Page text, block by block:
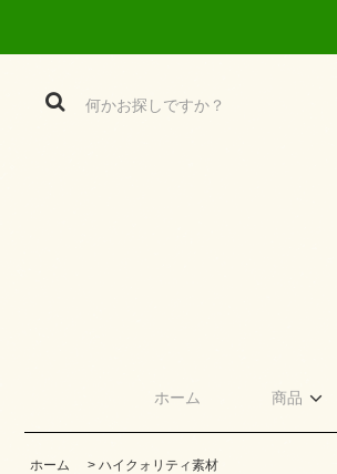
ホーム 商品
ホーム > ハイクォリティ素材